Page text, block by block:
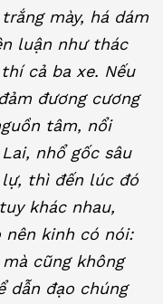
mày, há dám
luận như thác
cả ba xe. Nếu
đương cương
tâm, nổi
nhổ gốc sâu
thì đến lúc đó
khác nhau,
nên kinh có nói:
cũng không
dẫn đạo chúng